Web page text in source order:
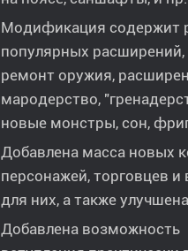
Модификация содержит
популярных расширений,
ремонт оружия,
мародерство,
новые монстры, сон,
Добавлена масса новых
персонажей, торговцев и
для них, а также
Добавлена возможность